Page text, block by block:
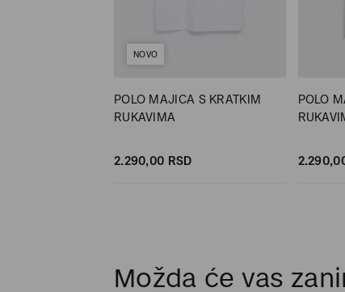
NOVO
POLO MAJICA S KRATKIM
RUKAVIMA
2.290,00 RSD
POLO
2.290,
Možda će vas